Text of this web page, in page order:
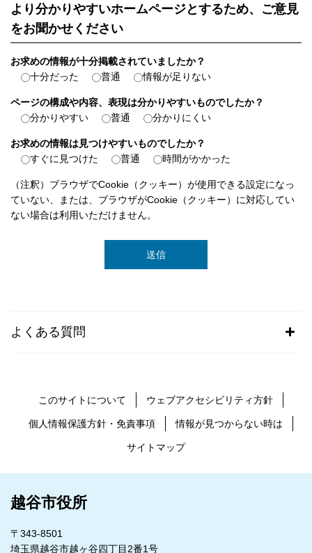
より分かりやすいホームページとするため、ご意見
をお聞かせください
お求めの情報が十分掲載されていましたか？
十分だった
普通 情報が足りない
ページの構成や内容、表現は分かりやすいものでしたか？
分かりやすい
普通 分かりにくい
お求めの情報は見つけやすいものでしたか？
すぐに見つけた
普通 時間がかかった
（注釈）ブラウザでCookie（クッキー）が使用できる設定になっ
ていない、または、ブラウザがCookie（クッキー）に対応してい
ない場合は利用いただけません。
よくある質問
このサイトについて ウェブアクセシビリティ方針
個人情報保護方針・免責事項 情報が見つからない時は
サイトマップ
越谷市役所
〒343-8501
埼玉県越谷市越ヶ谷四丁目2番1号